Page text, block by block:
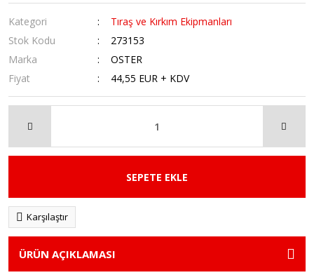
Kategori
Tıraş ve Kırkım Ekipmanları
Stok Kodu
273153
Marka
OSTER
Fiyat
44,55 EUR + KDV
SEPETE EKLE
Karşılaştır
ÜRÜN AÇIKLAMASI